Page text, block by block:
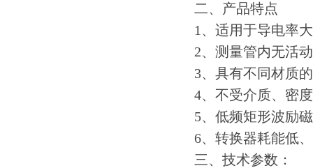
二、产品特点
1、适用于导电率
2、测量管内无活
3、具有不同材质
4、不受介质、密
5、低频矩形波励
6、转换器耗能低
三、技术参数：